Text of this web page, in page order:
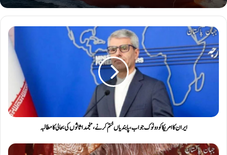
ایران کا امریکا کو دوٹوک جواب، پابندیاں ختم کرنے، منجمد اثاثوں کی بحالی کا مطالبہ